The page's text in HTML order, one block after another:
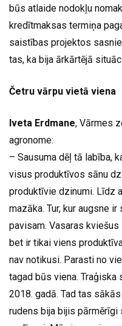
būs atlaide nodokļu
kredītmaksas termiņa
saistības projektos
tas, ka bija ārkārtējā
Četru vārpu vietā viena
Iveta Erdmane, Vārmes
agronome:
– Sausuma dēļ tā labība,
visus produktīvos sānu
produktīvie dzinumi. Līdz
mazāka. Tur, kur augsne
pavisam. Vasaras
bet ir tikai viens
nav notikusi. Parasti no
tagad būs viena. Traģiska
2018. gadā. Tad tas
rudens bija bijis pārmērīgi